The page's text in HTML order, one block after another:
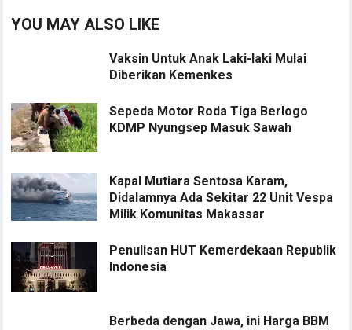
YOU MAY ALSO LIKE
Vaksin Untuk Anak Laki-laki Mulai
Diberikan Kemenkes
Sepeda Motor Roda Tiga Berlogo
KDMP Nyungsep Masuk Sawah
Kapal Mutiara Sentosa Karam,
Didalamnya Ada Sekitar 22 Unit Vespa
Milik Komunitas Makassar
Penulisan HUT Kemerdekaan Republik
Indonesia
Berbeda dengan Jawa, ini Harga BBM